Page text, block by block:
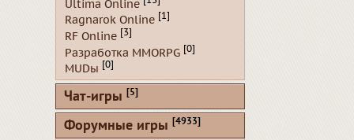
Ultima Online
Ragnarok Online [1]
RF Online [3]
Разработка MMORPG [0]
MUDы [0]
Чат-игры [5]
Форумные игры [4933]